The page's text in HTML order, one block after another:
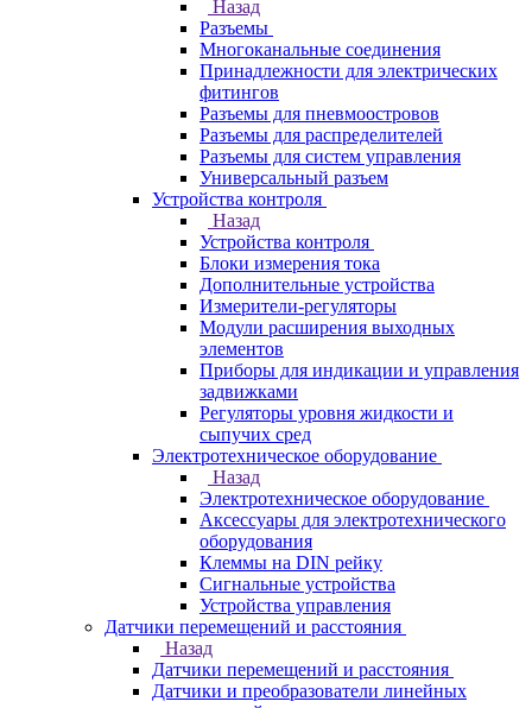
Назад
Разъемы
Многоканальные соединения
Принадлежности для электрических
фитингов
Разъемы для пневмоостровов
Разъемы для распределителей
Разъемы для систем управления
Универсальный разъем
Устройства контроля
Назад
Устройства контроля
Блоки измерения тока
Дополнительные устройства
Измерители-регуляторы
Модули расширения выходных
элементов
Приборы для индикации и управления
задвижками
Регуляторы уровня жидкости и
сыпучих сред
Электротехническое оборудование
Назад
Электротехническое оборудование
Аксессуары для электротехнического
оборудования
Клеммы на DIN рейку
Сигнальные устройства
Устройства управления
Датчики перемещений и расстояния
Назад
Датчики перемещений и расстояния
Датчики и преобразователи линейных